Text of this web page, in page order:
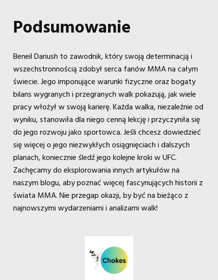
Podsumowanie
Beneil Dariush to zawodnik, który swoją determinacją i
wszechstronnością zdobył serca fanów MMA na całym
świecie. Jego imponujące warunki fizyczne oraz bogaty
bilans wygranych i przegranych walk pokazują, jak wiele
pracy włożył w swoją karierę. Każda walka, niezależnie od
wyniku, stanowiła dla niego cenną lekcję i przyczyniła się
do jego rozwoju jako sportowca. Jeśli chcesz dowiedzieć
się więcej o jego niezwykłych osiągnięciach i dalszych
planach, koniecznie śledź jego kolejne kroki w UFC.
Zachęcamy do eksplorowania innych artykułów na
naszym blogu, aby poznać więcej fascynujących historii z
świata MMA. Nie przegap okazji, by być na bieżąco z
najnowszymi wydarzeniami i analizami walk!